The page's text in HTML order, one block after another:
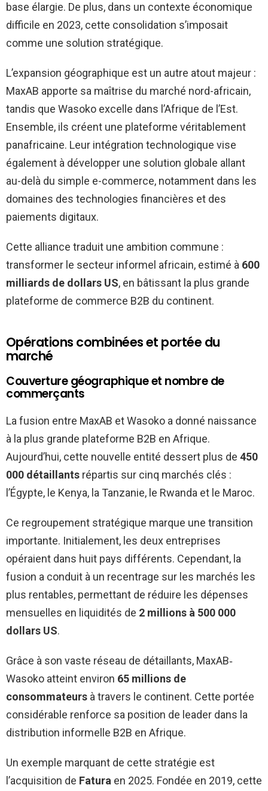
base élargie. De plus, dans un contexte économique
difficile en 2023, cette consolidation s’imposait
comme une solution stratégique.
L’expansion géographique est un autre atout majeur :
MaxAB apporte sa maîtrise du marché nord-africain,
tandis que Wasoko excelle dans l’Afrique de l’Est.
Ensemble, ils créent une plateforme véritablement
panafricaine. Leur intégration technologique vise
également à développer une solution globale allant
au-delà du simple e-commerce, notamment dans les
domaines des technologies financières et des
paiements digitaux.
Cette alliance traduit une ambition commune :
transformer le secteur informel africain, estimé à 600
milliards de dollars US, en bâtissant la plus grande
plateforme de commerce B2B du continent.
Opérations combinées et portée du
marché
Couverture géographique et nombre de
commerçants
La fusion entre MaxAB et Wasoko a donné naissance
à la plus grande plateforme B2B en Afrique.
Aujourd’hui, cette nouvelle entité dessert plus de 450
000 détaillants répartis sur cinq marchés clés :
l’Égypte, le Kenya, la Tanzanie, le Rwanda et le Maroc.
Ce regroupement stratégique marque une transition
importante. Initialement, les deux entreprises
opéraient dans huit pays différents. Cependant, la
fusion a conduit à un recentrage sur les marchés les
plus rentables, permettant de réduire les dépenses
mensuelles en liquidités de 2 millions à 500 000
dollars US.
Grâce à son vaste réseau de détaillants, MaxAB‐
Wasoko atteint environ 65 millions de
consommateurs à travers le continent. Cette portée
considérable renforce sa position de leader dans la
distribution informelle B2B en Afrique.
Un exemple marquant de cette stratégie est
l’acquisition de Fatura en 2025. Fondée en 2019, cette